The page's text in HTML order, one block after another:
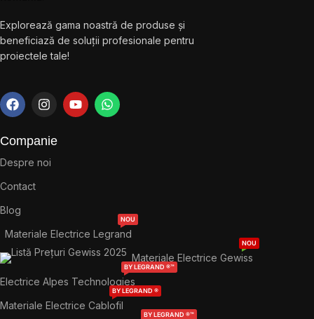
Explorează gama noastră de produse și
beneficiază de soluții profesionale pentru
proiectele tale!
Companie
Despre noi
Contact
Blog
Materiale Electrice Legrand
NOU
Materiale Electrice Gewiss
NOU
Electrice Alpes Technologies
BY LEGRAND ®™
Materiale Electrice Cablofil
BY LEGRAND ®
BY LEGRAND ®™